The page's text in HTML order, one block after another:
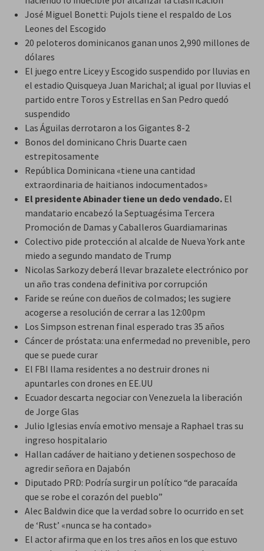
José Miguel Bonetti: Pujols tiene el respaldo de Los
Leones del Escogido
20 peloteros dominicanos ganan unos 2,990 millones de
dólares
El juego entre Licey y Escogido suspendido por lluvias en
el estadio Quisqueya Juan Marichal; al igual por lluvias el
partido entre Toros y Estrellas en San Pedro quedó
suspendido
Las Águilas derrotaron a los Gigantes 8-2
Bonos del dominicano Chris Duarte caen
estrepitosamente
República Dominicana «tiene una cantidad
extraordinaria de haitianos indocumentados»
El presidente Abinader tiene un dedo vendado.El
mandatario encabezó la Septuagésima Tercera
Promoción de Damas y Caballeros Guardiamarinas
Colectivo pide protección al alcalde de Nueva York ante
miedo a segundo mandato de Trump
Nicolas Sarkozy deberá llevar brazalete electrónico por
un año tras condena definitiva por corrupción
Faride se reúne con dueños de colmados; les sugiere
acogerse a resolución de cerrar a las 12:00pm
Los Simpson estrenan final esperado tras 35 años
Cáncer de próstata: una enfermedad no prevenible, pero
que se puede curar
El FBI llama residentes a no destruir drones ni
apuntarles con drones en EE.UU
Ecuador descarta negociar con Venezuela la liberación
de Jorge Glas
Julio Iglesias envía emotivo mensaje a Raphael tras su
ingreso hospitalario
Hallan cadáver de haitiano y detienen sospechoso de
agredir señora en Dajabón
Diputado PRD: Podría surgir un político “de paracaída
que se robe el corazón del pueblo”
Alec Baldwin dice que la verdad sobre lo ocurrido en set
de ‘Rust’ «nunca se ha contado»
El actor afirma que en los tres años en los que estuvo